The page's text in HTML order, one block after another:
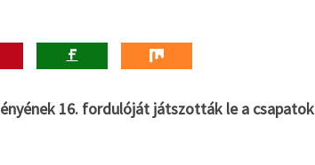
16. fordulóját játszották le a csapatok